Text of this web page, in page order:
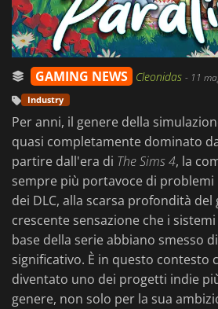
GAMING NEWS Cleonidas - 11
Industry
Per anni, il genere della
quasi completamente dominato
partire dall'era di The Sims 4, la
sempre più portavoce di
dei DLC, alla scarsa profondità del
crescente sensazione che i
base della serie abbiano smesso
significativo. È in questo contesto
diventato uno dei progetti indie
genere, non solo per la sua